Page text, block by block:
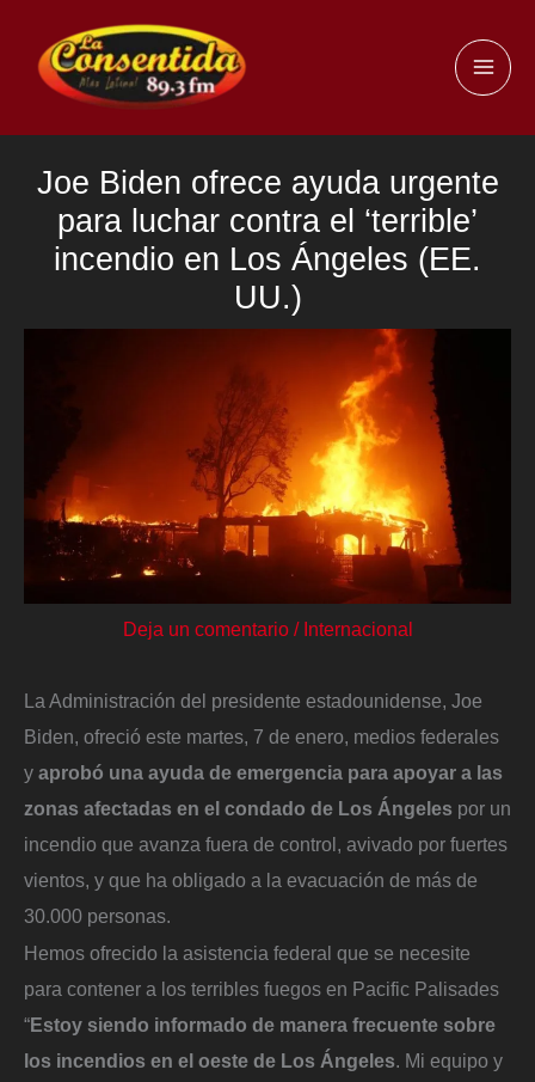
contenido
Joe Biden ofrece ayuda urgente
para luchar contra el ‘terrible’
incendio en Los Ángeles (EE.
UU.)
Deja un comentario / Internacional
La Administración del presidente estadounidense, Joe
Biden, ofreció este martes, 7 de enero, medios federales
y aprobó una ayuda de emergencia para apoyar a las
zonas afectadas en el condado de Los Ángeles por un
incendio que avanza fuera de control, avivado por fuertes
vientos, y que ha obligado a la evacuación de más de
30.000 personas.
Hemos ofrecido la asistencia federal que se necesite
para contener a los terribles fuegos en Pacific Palisades
“Estoy siendo informado de manera frecuente sobre
los incendios en el oeste de Los Ángeles. Mi equipo y